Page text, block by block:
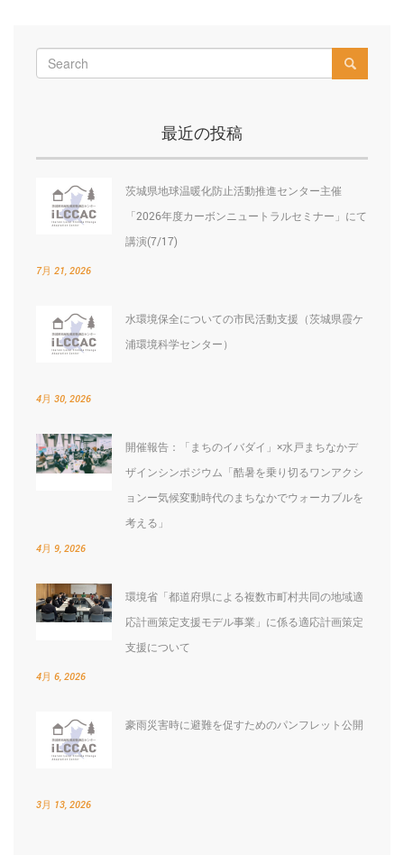
ビ
ゲ
最近の投稿
茨城県地球温暖化防止活動推進センター主催
「2026年度カーボンニュートラルセミナー」にて
講演(7/17)
7月 21, 2026
水環境保全についての市民活動支援（茨城県霞ケ
浦環境科学センター）
4月 30, 2026
開催報告：「まちのイバダイ」×水戸まちなかデ
ザインシンポジウム「酷暑を乗り切るワンアクシ
ョンー気候変動時代のまちなかでウォーカブルを
考える」
4月 9, 2026
環境省「都道府県による複数市町村共同の地域適
応計画策定支援モデル事業」に係る適応計画策定
支援について
4月 6, 2026
豪雨災害時に避難を促すためのパンフレット公開
3月 13, 2026